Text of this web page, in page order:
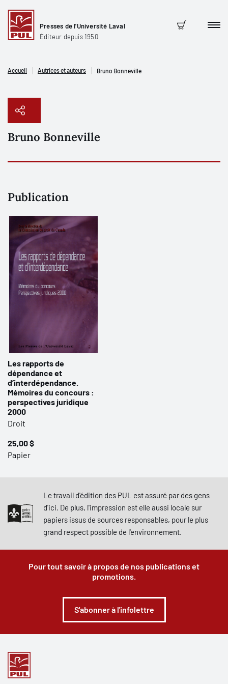
Presses de l'Université Laval
Éditeur depuis 1950
Panier
Accueil Autrices et auteurs Bruno Bonneville
Bruno Bonneville
Publication
Les rapports de
dépendance et
d’interdépendance.
Mémoires du concours :
perspectives juridique
2000
Droit
25,00 $
Papier
Le travail d'édition des PUL est assuré par des gens
d'ici. De plus, l'impression est elle aussi locale sur
papiers issus de sources responsables, pour le plus
grand respect possible de l'environnement.
Pour tout savoir à propos de nos publications et
promotions.
S'abonner à l'infolettre